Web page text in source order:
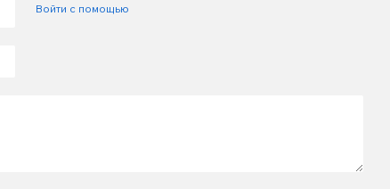
Войти с помощью